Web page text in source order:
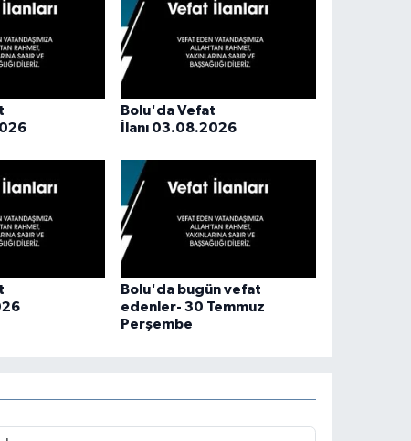
Bolu'da Vefat
İlanı 03.08.2026
Bolu'da bugün vefat
edenler- 30 Temmuz
Perşembe